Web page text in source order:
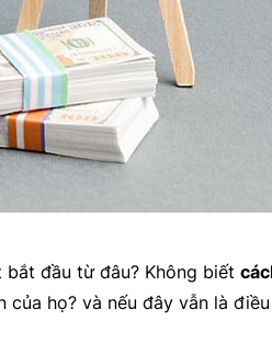
đầu từ đâu? Không biết
họ? và nếu đây vẫn là